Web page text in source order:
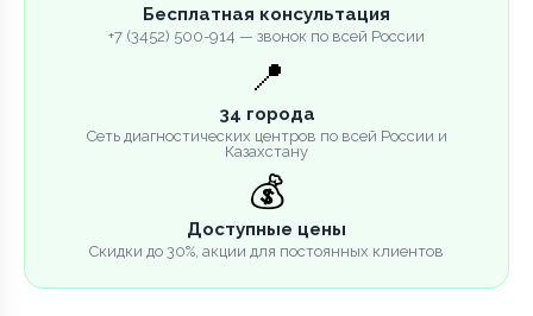
Бесплатная консультация
+7 (3452) 500-914 — звонок по всей России
📍
34 города
Сеть диагностических центров по всей России и
Казахстану
💰
Доступные цены
Скидки до 30%, акции для постоянных клиентов